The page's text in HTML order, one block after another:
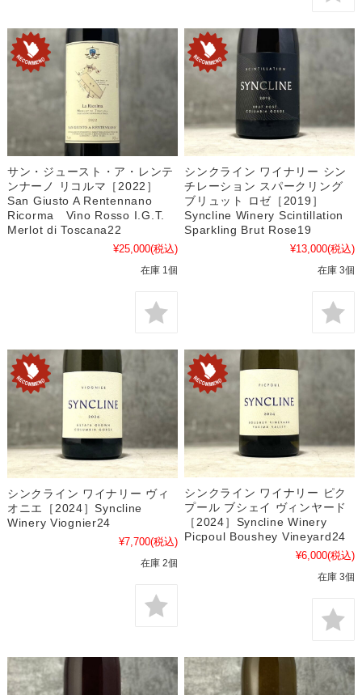
サン・ジュースト・ア・レンテ
ンナーノ リコルマ［2022］
San Giusto A Rentennano
Ricorma Vino Rosso I.G.T.
Merlot di Toscana22
¥25,000(税込)
在庫 1個
シンクライン ワイナリー シン
チレーション スパークリング
ブリュット ロゼ［2019］
Syncline Winery Scintillation
Sparkling Brut Rose19
¥13,000(税込)
在庫 3個
シンクライン ワイナリー ヴィ
オニエ［2024］Syncline
Winery Viognier24
¥7,700(税込)
在庫 2個
シンクライン ワイナリー ピク
プール ブシェイ ヴィンヤード
［2024］Syncline Winery
Picpoul Boushey Vineyard24
¥6,000(税込)
在庫 3個